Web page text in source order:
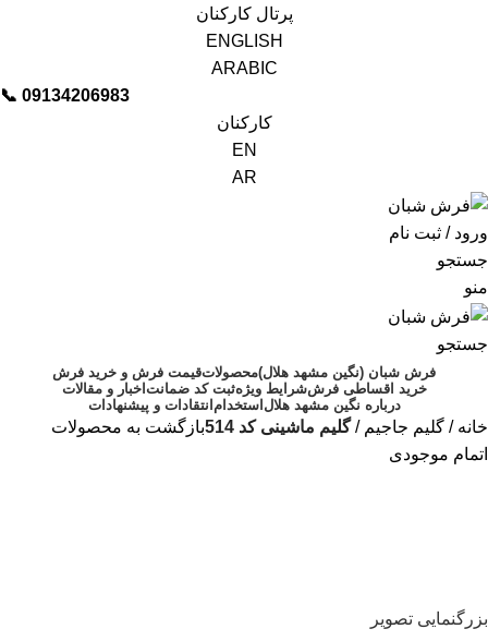
پرتال کارکنان
ENGLISH
ARABIC
📞︁ 09134206983
کارکنان
EN
AR
ورود / ثبت نام
جستجو
منو
جستجو
فرش شبان (نگین مشهد هلال)محصولاتقیمت فرش و خرید فرش
خرید اقساطی فرششرایط ویژهثبت کد ضمانتاخبار و مقالات
درباره نگین مشهد هلالاستخدامانتقادات و پیشنهادات
خانه گلیم جاجیم گلیم ماشینی کد 514
بازگشت به محصولات
اتمام موجودی
بزرگنمایی تصویر